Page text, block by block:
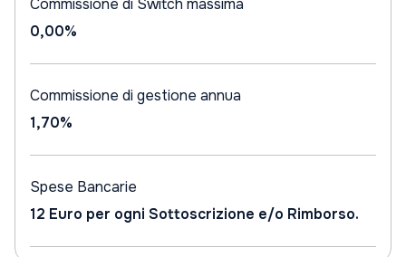
Commissione di Switch massima
0,00%
Commissione di gestione annua
1,70%
Spese Bancarie
12 Euro per ogni Sottoscrizione e/o Rimborso.